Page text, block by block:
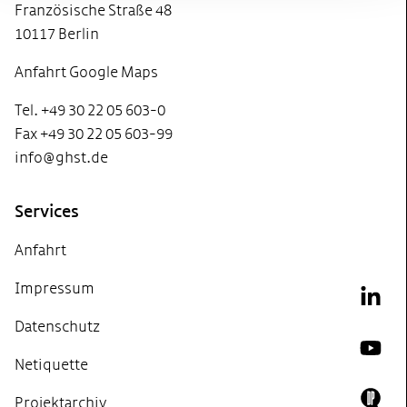
Französische Straße 48
10117 Berlin
Anfahrt Google Maps
Tel. +49 30 22 05 603-0
Fax +49 30 22 05 603-99
info@ghst.de
Services
Anfahrt
Impressum
Datenschutz
Netiquette
Projektarchiv